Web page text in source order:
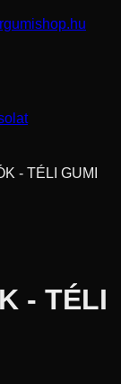
- TÉLI GUMI
- TÉLI